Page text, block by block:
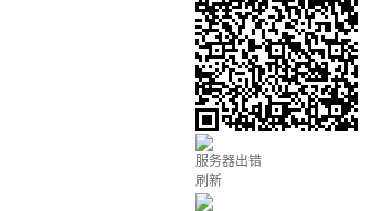
服务器出错
刷新